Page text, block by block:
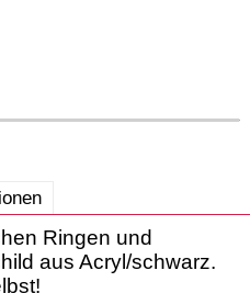
Ringen und
aus Acryl/schwarz.